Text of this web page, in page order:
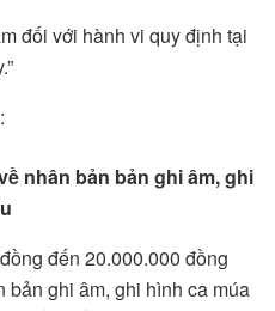
đối với hành vi quy định tại
nhân bản bản ghi âm, ghi
đến 20.000.000 đồng
bản ghi âm, ghi hình ca múa